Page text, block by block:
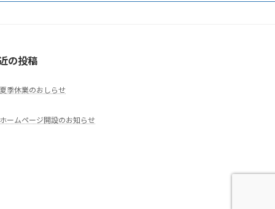
の投稿
夏季休業のおしらせ
ホームページ開設のお知らせ